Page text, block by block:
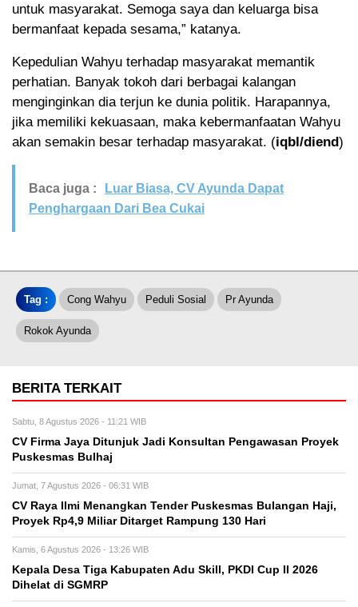
untuk masyarakat. Semoga saya dan keluarga bisa
bermanfaat kepada sesama,” katanya.
Kepedulian Wahyu terhadap masyarakat memantik
perhatian. Banyak tokoh dari berbagai kalangan
menginginkan dia terjun ke dunia politik. Harapannya,
jika memiliki kekuasaan, maka kebermanfaatan Wahyu
akan semakin besar terhadap masyarakat. (iqbl/diend)
Baca juga :
Luar Biasa, CV Ayunda Dapat
Penghargaan Dari Bea Cukai
Tag : Cong Wahyu Peduli Sosial Pr Ayunda
Rokok Ayunda
BERITA TERKAIT
Sabtu, 8 Agustus 2026 - 11:21 WIB
CV Firma Jaya Ditunjuk Jadi Konsultan Pengawasan Proyek
Puskesmas Bulhaj
Jumat, 7 Agustus 2026 - 06:31 WIB
CV Raya Ilmi Menangkan Tender Puskesmas Bulangan Haji,
Proyek Rp4,9 Miliar Ditarget Rampung 130 Hari
Kamis, 6 Agustus 2026 - 13:26 WIB
Kepala Desa Tiga Kabupaten Adu Skill, PKDI Cup II 2026
Dihelat di SGMRP